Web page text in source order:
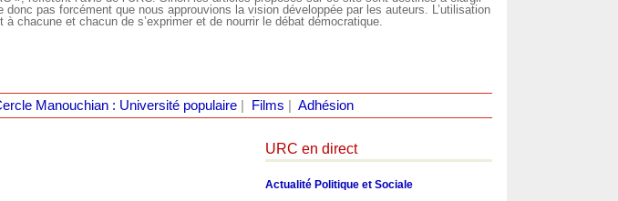
pas forcément que nous approuvions la vision développée par les auteurs. L’utilisation
chacune et chacun de s’exprimer et de nourrir le débat démocratique.
Manouchian : Université populaire| Films Adhésion
URC en direct
Actualité Politique et Sociale